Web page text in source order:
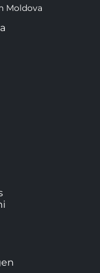
Moldova